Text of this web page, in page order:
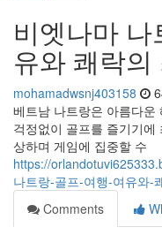
비엣나마
유와 쾌락
mohamadwsnj403158
베트남 나트랑은 아름다운
걱정없이 골프를 즐기기
상하며 게임에 집중할 수
https://
나트랑-골프-여행-여유와-
Comments